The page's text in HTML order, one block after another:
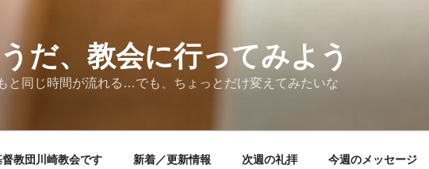
だ、教会に行ってみよう
と同じ時間が流れる…でも、ちょっとだけ変えてみたいな
督教団川崎教会です 新着／更新情報 次週の礼拝 今週のメッセージ